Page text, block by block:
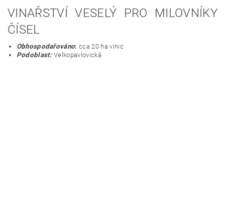
VINAŘSTVÍ VESELÝ PRO MILOVNÍKY
ČÍSEL
Obhospodařováno: cca 20 ha vinic
Podoblast:Velkopavlovická